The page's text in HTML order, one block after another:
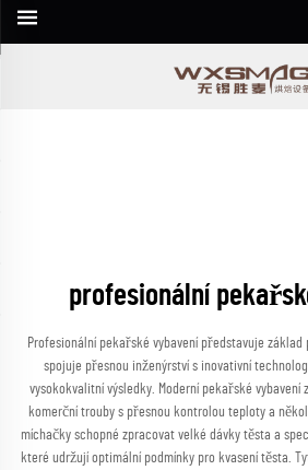
profesionální
Profesionální pekařské vybavení představuje
spojuje přesnou inženýrství s inovativní
vysokokvalitní výsledky. Moderní pekařské
komerční trouby s přesnou kontrolou teploty a
míchačky schopné zpracovat velké dávky těsta a
které udržují optimální podmínky pro kvasení těsta.